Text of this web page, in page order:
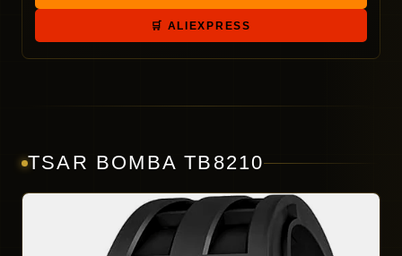
🛒 ALIEXPRESS
TSAR BOMBA TB8210